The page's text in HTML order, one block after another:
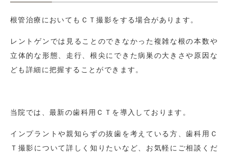
根管治療においてもＣＴ撮影をする場合があります。
レントゲンでは見ることのできなかった複雑な根の本数や
立体的な形態、走行、根尖にできた病巣の大きさや原因な
ども詳細に把握することができます。
当院では、最新の歯科用ＣＴを導入しております。
インプラントや親知らずの抜歯を考えている方、歯科用Ｃ
Ｔ撮影について詳しく知りたいなど、お気軽にご相談くだ